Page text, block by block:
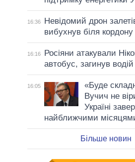
16:36
Невідомий дрон
вибухнув біля
16:16
Росіяни атакували
автобус, загинув водій
16:05
«Буде
Вучич не
Україні
найближчими
Більше новин